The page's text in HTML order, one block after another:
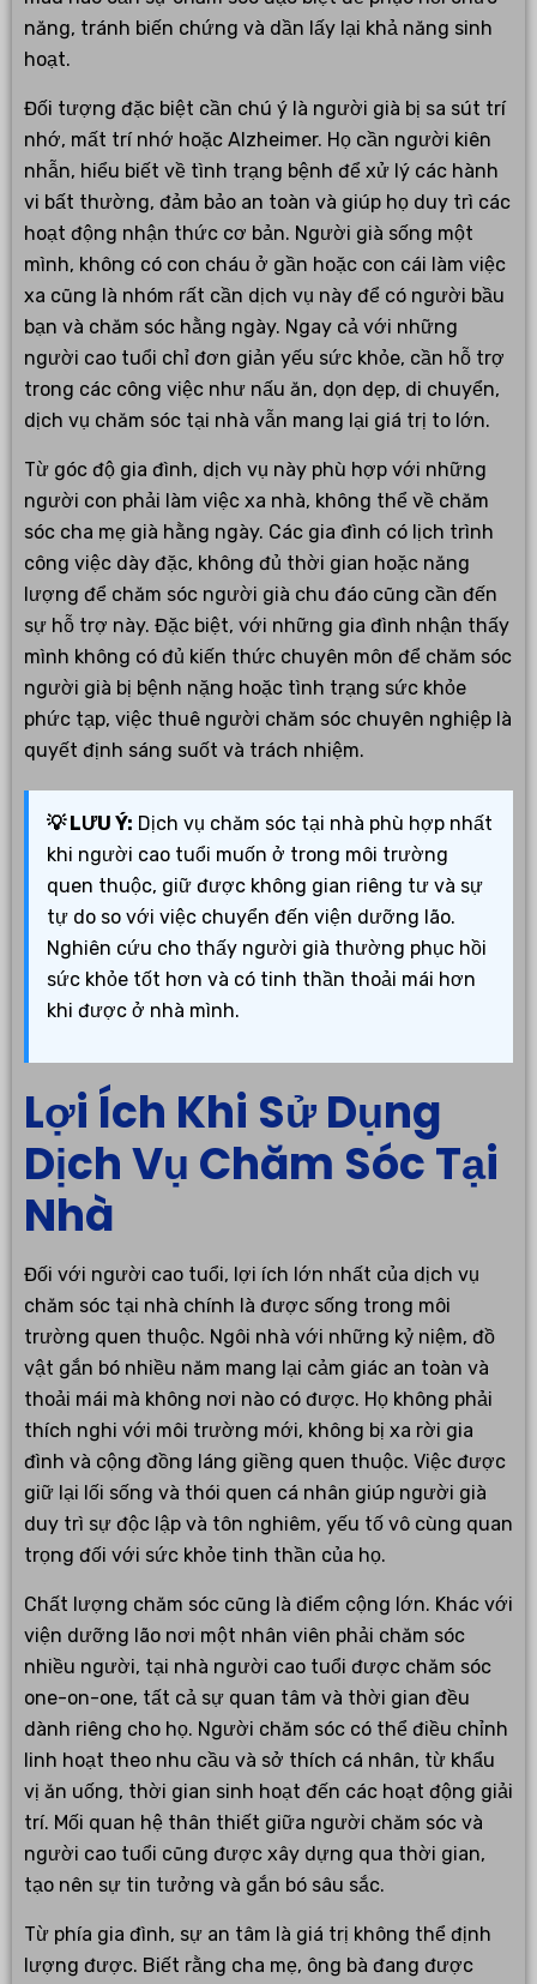
năng, tránh biến chứng và dần lấy lại khả năng sinh
hoạt.
Đối tượng đặc biệt cần chú ý là người già bị sa sút trí
nhớ, mất trí nhớ hoặc Alzheimer. Họ cần người kiên
nhẫn, hiểu biết về tình trạng bệnh để xử lý các hành
vi bất thường, đảm bảo an toàn và giúp họ duy trì các
hoạt động nhận thức cơ bản. Người già sống một
mình, không có con cháu ở gần hoặc con cái làm việc
xa cũng là nhóm rất cần dịch vụ này để có người bầu
bạn và chăm sóc hằng ngày. Ngay cả với những
người cao tuổi chỉ đơn giản yếu sức khỏe, cần hỗ trợ
trong các công việc như nấu ăn, dọn dẹp, di chuyển,
dịch vụ chăm sóc tại nhà vẫn mang lại giá trị to lớn.
Từ góc độ gia đình, dịch vụ này phù hợp với những
người con phải làm việc xa nhà, không thể về chăm
sóc cha mẹ già hằng ngày. Các gia đình có lịch trình
công việc dày đặc, không đủ thời gian hoặc năng
lượng để chăm sóc người già chu đáo cũng cần đến
sự hỗ trợ này. Đặc biệt, với những gia đình nhận thấy
mình không có đủ kiến thức chuyên môn để chăm sóc
người già bị bệnh nặng hoặc tình trạng sức khỏe
phức tạp, việc thuê người chăm sóc chuyên nghiệp là
quyết định sáng suốt và trách nhiệm.
💡 LƯU Ý: Dịch vụ chăm sóc tại nhà phù hợp nhất
khi người cao tuổi muốn ở trong môi trường
quen thuộc, giữ được không gian riêng tư và sự
tự do so với việc chuyển đến viện dưỡng lão.
Nghiên cứu cho thấy người già thường phục hồi
sức khỏe tốt hơn và có tinh thần thoải mái hơn
khi được ở nhà mình.
Lợi Ích Khi Sử Dụng
Dịch Vụ Chăm Sóc Tại
Nhà
Đối với người cao tuổi, lợi ích lớn nhất của dịch vụ
chăm sóc tại nhà chính là được sống trong môi
trường quen thuộc. Ngôi nhà với những kỷ niệm, đồ
vật gắn bó nhiều năm mang lại cảm giác an toàn và
thoải mái mà không nơi nào có được. Họ không phải
thích nghi với môi trường mới, không bị xa rời gia
đình và cộng đồng láng giềng quen thuộc. Việc được
giữ lại lối sống và thói quen cá nhân giúp người già
duy trì sự độc lập và tôn nghiêm, yếu tố vô cùng quan
trọng đối với sức khỏe tinh thần của họ.
Chất lượng chăm sóc cũng là điểm cộng lớn. Khác với
viện dưỡng lão nơi một nhân viên phải chăm sóc
nhiều người, tại nhà người cao tuổi được chăm sóc
one-on-one, tất cả sự quan tâm và thời gian đều
dành riêng cho họ. Người chăm sóc có thể điều chỉnh
linh hoạt theo nhu cầu và sở thích cá nhân, từ khẩu
vị ăn uống, thời gian sinh hoạt đến các hoạt động giải
trí. Mối quan hệ thân thiết giữa người chăm sóc và
người cao tuổi cũng được xây dựng qua thời gian,
tạo nên sự tin tưởng và gắn bó sâu sắc.
Từ phía gia đình, sự an tâm là giá trị không thể định
lượng được. Biết rằng cha mẹ, ông bà đang được